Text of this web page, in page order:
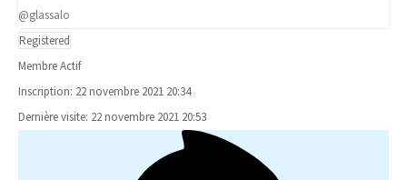
@glassalo
Registered
Membre Actif
Inscription: 22 novembre 2021 20:34
Dernière visite: 22 novembre 2021 20:53